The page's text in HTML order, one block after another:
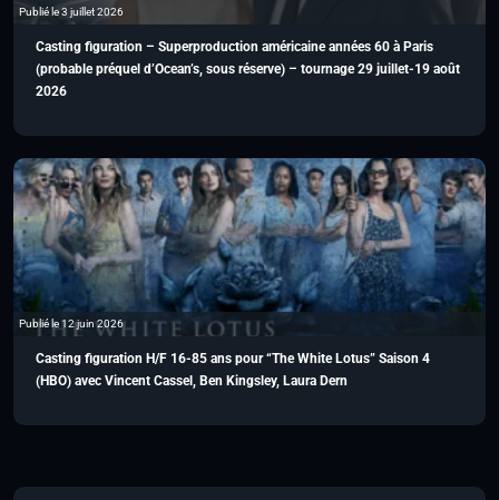
Publié le 3 juillet 2026
Casting figuration – Superproduction américaine années 60 à Paris
(probable préquel d’Ocean’s, sous réserve) – tournage 29 juillet-19 août
2026
Publié le 12 juin 2026
Casting figuration H/F 16-85 ans pour “The White Lotus” Saison 4
(HBO) avec Vincent Cassel, Ben Kingsley, Laura Dern